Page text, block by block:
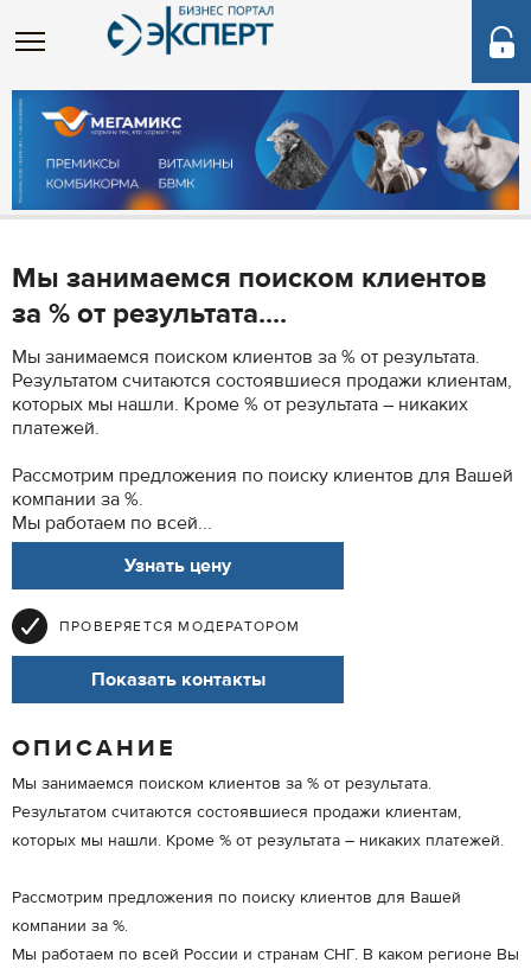
Мы занимаемся поиском клиентов
за % от результата....
Мы занимаемся поиском клиентов за % от результата.
Результатом считаются состоявшиеся продажи клиентам,
которых мы нашли. Кроме % от результата – никаких
платежей.
Рассмотрим предложения по поиску клиентов для Вашей
компании за %.
Мы работаем по всей...
Узнать цену
ПРОВЕРЯЕТСЯ МОДЕРАТОРОМ
Показать контакты
ОПИСАНИЕ
Мы занимаемся поиском клиентов за % от результата.
Результатом считаются состоявшиеся продажи клиентам,
которых мы нашли. Кроме % от результата – никаких платежей.
Рассмотрим предложения по поиску клиентов для Вашей
компании за %.
Мы работаем по всей России и странам СНГ. В каком регионе Вы